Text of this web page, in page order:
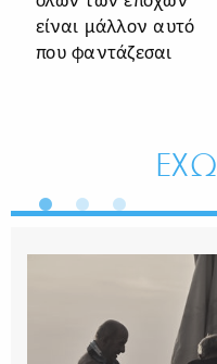
είναι μάλλον αυτό
που φαντάζεσαι
ΕΧΩ